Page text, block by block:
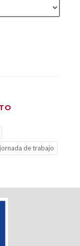
jornada de trabajo